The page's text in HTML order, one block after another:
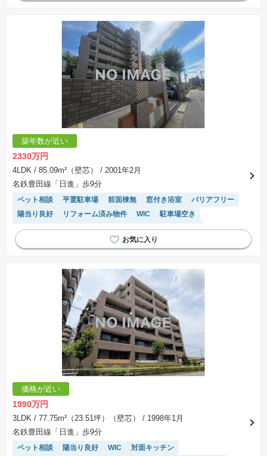
築年数が近い
2330万円
4LDK / 85.09m²（壁芯）
/ 2001年2月
名鉄豊田線「日進」歩9分
ペット相談 平置駐車場 前面棟無 窓付き浴室
バリアフリー
陽当り良好
リフォーム済み物件 WIC
駐車場空き
エレベーター
システムキッチン
駐車場(普通車)あり
温水洗浄便座
価格が近い
1990万円
3LDK / 77.75m²（23.51坪）（壁芯）
/ 1998年1月
名鉄豊田線「日進」歩9分
ペット相談 陽当り良好 WIC
対面キッチン